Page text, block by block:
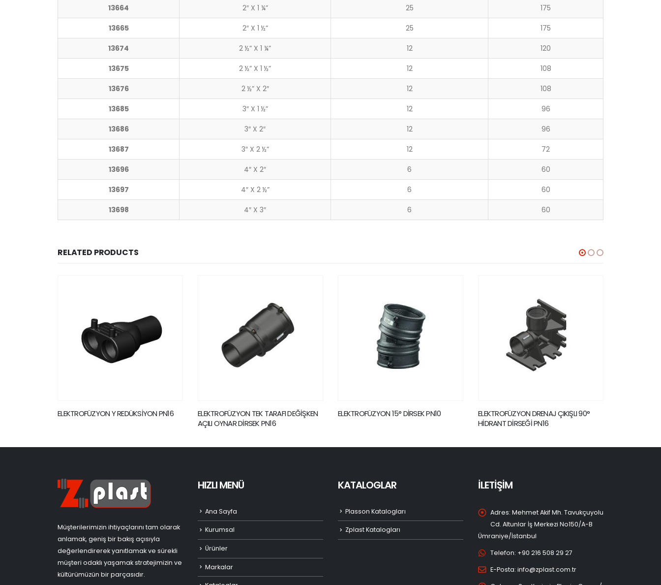
13664 2″ X 1 ¼” 25 175
13665 2″ X 1 ½” 25 175
13674 2 ½” X 1 ¼” 12 120
13675 2 ½” X 1 ½” 12 108
13676 2 ½” X 2″ 12 108
13685 3″ X 1 ½” 12 96
13686 3″ X 2″ 12 96
13687 3″ X 2 ½” 12 72
13696 4″ X 2″ 6 60
13697 4″ X 2 ½” 6 60
13698 4″ X 3″ 6 60
RELATED PRODUCTS
ELEKTROFÜZYON TEK TARAFI DEĞİŞKEN
ELEKTROFÜZYON 15° DİRSEK PN10
ELEKTROFÜZYON DRENAJ ÇIKIŞLI 90°
ELEKTROFÜZYON UZUN MANŞON PN16
Müşterilerimizin ihtiyaçlarını tam olarak
anlamak, geniş bir bakış açısıyla
değerlendirerek yanıtlamak ve sürekli
müşteri odaklı yaşamak stratejimizin ve
kültürümüzün bir parçasıdır.
HIZLI MENÜ
Ana Sayfa
Kurumsal
Ürünler
Markalar
KATALOGLAR
Plasson Katalogları
Zplast Katalogları
İLETİŞİM
Adres: Mehmet Akif Mh. Tavukçuyolu
Cd. Altunlar İş Merkezi No150/A-B
Ümraniye/İstanbul
Telefon: +90 216 508 29 27
E-Posta: info@zplast.com.tr